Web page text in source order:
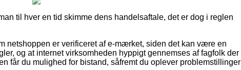
til hver en tid skimme dens handelsaftale, det er dog i reglen
netshoppen er verificeret af e-mærket, siden det kan være en
og at internet virksomheden hyppigt gennemses af fagfolk der
får du mulighed for bistand, såfremt du oplever problemstillinger